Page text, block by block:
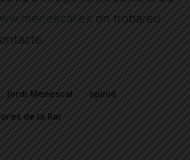
on trobareu
Jordi Menescal
opinió
de la llar